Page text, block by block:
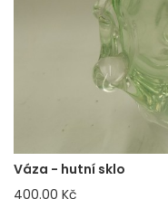
Váza - hutní sklo
400.00 Kč